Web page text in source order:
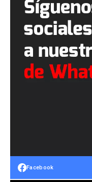
Facebook